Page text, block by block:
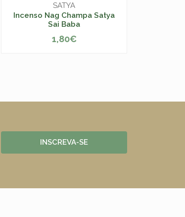
SATYA
Incenso Nag Champa Satya
Sai Baba
ESGOTADO
1,80€
INSCREVA-SE